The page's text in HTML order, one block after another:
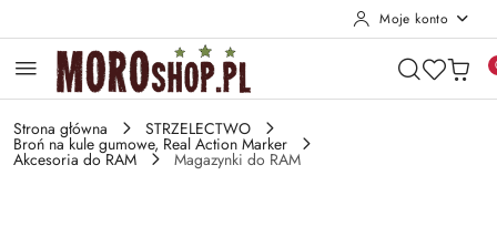
Moje konto
Strona główna STRZELECTWO
Broń na kule gumowe, Real Action Marker
Akcesoria do RAM Magazynki do RAM